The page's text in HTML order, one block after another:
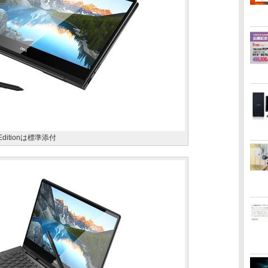
は標準添付